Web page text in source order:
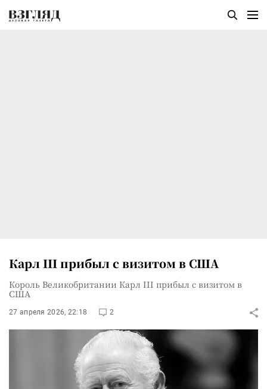
Карл III прибыл с визитом в США
Король Великобритании Карл III прибыл с визитом в
США
27 апреля 2026, 22:18 2